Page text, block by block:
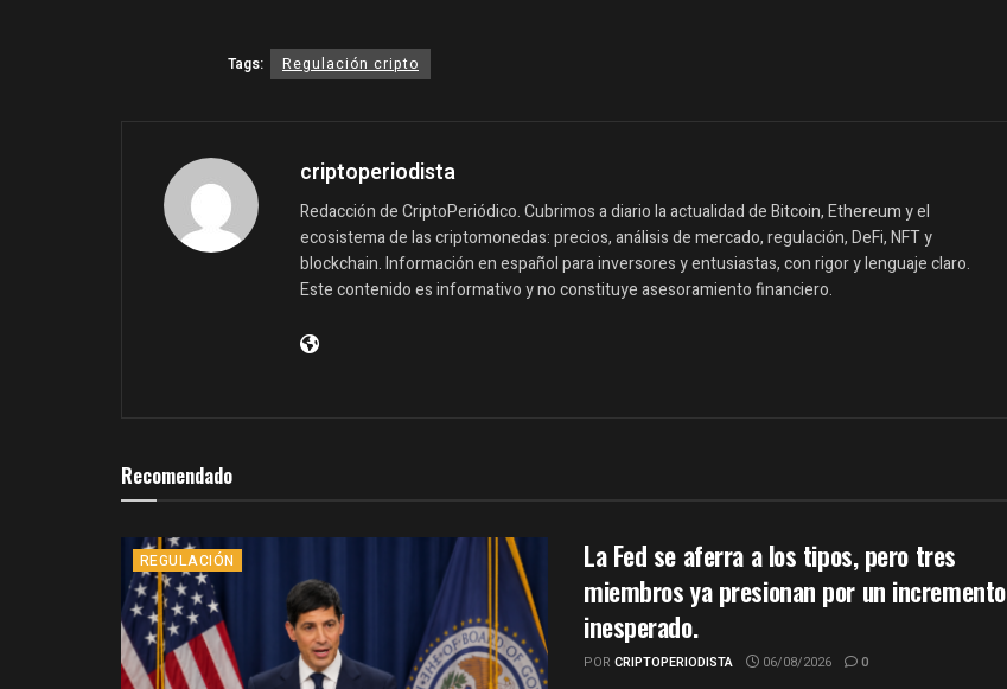
Tags: Regulación cripto
criptoperiodista
Redacción de CriptoPeriódico. Cubrimos a diario la actualidad de Bitcoin, Ethereum y el
ecosistema de las criptomonedas: precios, análisis de mercado, regulación, DeFi, NFT y
blockchain. Información en español para inversores y entusiastas, con rigor y lenguaje claro.
Este contenido es informativo y no constituye asesoramiento financiero.
Recomendado
REGULACIÓN
La Fed se aferra a los tipos, pero tres
miembros ya presionan por un incremento
inesperado.
POR CRIPTOPERIODISTA 06/08/2026 0